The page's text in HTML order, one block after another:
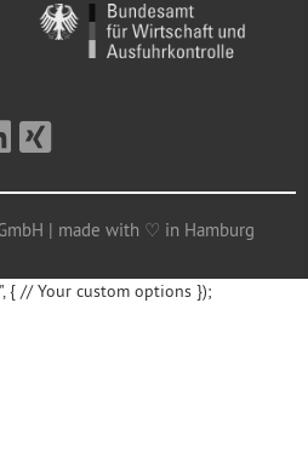
| made with ♡ in Hamburg
{ // Your custom options });